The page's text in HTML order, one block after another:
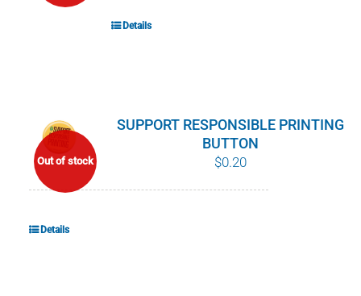
Details
Out of stock
SUPPORT RESPONSIBLE PRINTING
BUTTON
$0.20
Details